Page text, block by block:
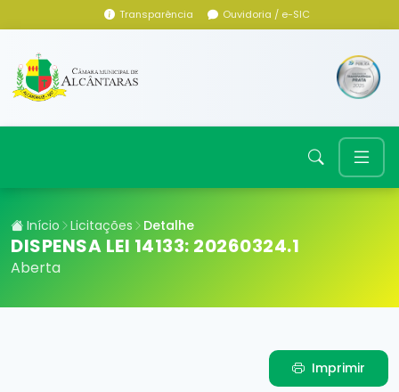
Transparência Ouvidoria / e-SIC
Início Licitações Detalhe
DISPENSA LEI 14133: 20260324.1
Aberta
Imprimir